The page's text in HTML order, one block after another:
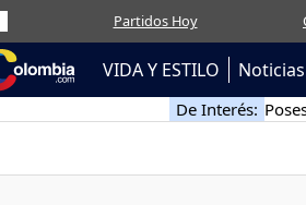
Partidos Hoy
VIDA Y ESTILO Noticias
De Interés: